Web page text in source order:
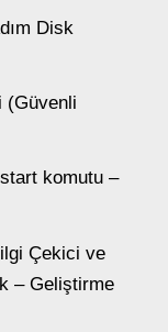
Disk
(Güvenli
komutu –
Çekici ve
– Geliştirme